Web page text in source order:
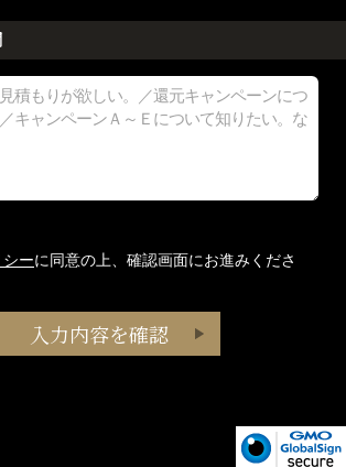
ーに同意の上、確認画面にお進みくださ